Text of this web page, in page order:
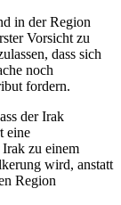
in der Region
Vorsicht zu
dass sich
noch
fordern.
der Irak
eine
zu einem
wird, anstatt
Region